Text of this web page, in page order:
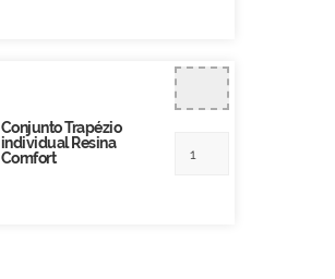
Conjunto Trapézio
individual Resina
Comfort